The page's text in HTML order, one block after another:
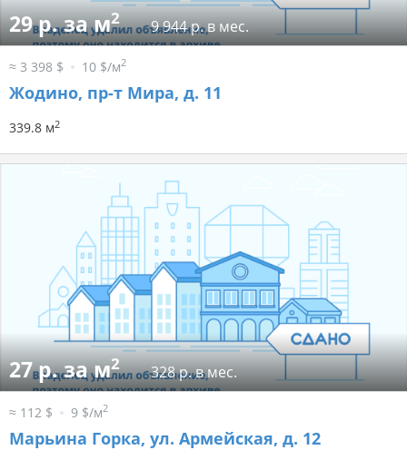
29 р. за м2 9 944 р. в мес.
≈ 3 398 $ 10 $/м2
Жодино, пр-т Мира, д. 11
339.8 м2
27 р. за м2 328 р. в мес.
≈ 112 $ 9 $/м2
Марьина Горка, ул. Армейская, д. 12